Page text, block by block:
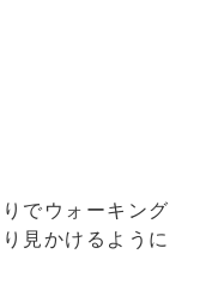
でウォーキング
見かけるように